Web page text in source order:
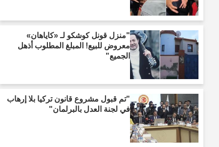
"منزل قونل كوشكو لـ «كاياهان»
معروض للبيع! المبلغ المطلوب أذهل
الجميع"
"تم قبول مشروع قانون تركيا بلا إرهاب
في لجنة العدل بالبرلمان"